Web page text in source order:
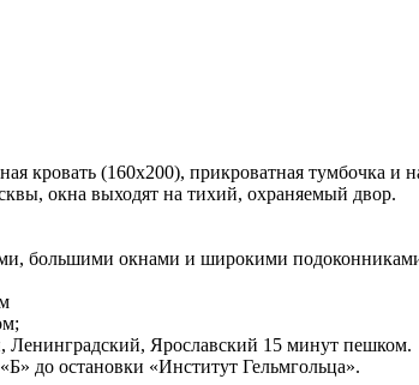
кровать (160х200), прикроватная тумбочка и
окна выходят на тихий, охраняемый двор.
большими окнами и широкими
Ленинградский, Ярославский 15 минут пешком.
до остановки «Институт Гельмгольца».